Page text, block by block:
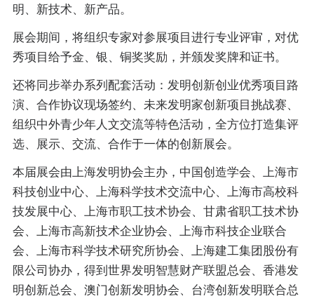
明、新技术、新产品。
展会期间，将组织专家对参展项目进行专业评审，对优
秀项目给予金、银、铜奖奖励，并颁发奖牌和证书。
还将同步举办系列配套活动：发明创新创业优秀项目路
演、合作协议现场签约、未来发明家创新项目挑战赛、
组织中外青少年人文交流等特色活动，全方位打造集评
选、展示、交流、合作于一体的创新展会。
本届展会由上海发明协会主办，中国创造学会、上海市
科技创业中心、上海科学技术交流中心、上海市高校科
技发展中心、上海市职工技术协会、甘肃省职工技术协
会、上海市高新技术企业协会、上海市科技企业联合
会、上海市科学技术研究所协会、上海建工集团股份有
限公司协办，得到世界发明智慧财产联盟总会、香港发
明创新总会、澳门创新发明协会、台湾创新发明联合总